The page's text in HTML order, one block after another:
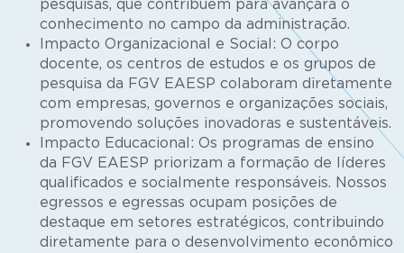
pesquisas, que contribuem para avançara o
conhecimento no campo da administração.
Impacto Organizacional e Social: O corpo
docente, os centros de estudos e os grupos de
pesquisa da FGV EAESP colaboram diretamente
com empresas, governos e organizações sociais,
promovendo soluções inovadoras e sustentáveis.
Impacto Educacional: Os programas de ensino
da FGV EAESP priorizam a formação de líderes
qualificados e socialmente responsáveis. Nossos
egressos e egressas ocupam posições de
destaque em setores estratégicos, contribuindo
diretamente para o desenvolvimento econômico